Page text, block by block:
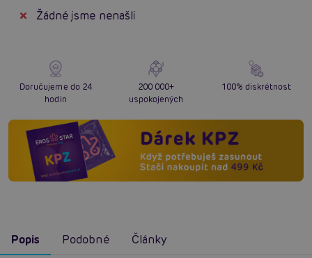
Žádné jsme nenašli
Doručujeme do 24
hodin
200 000+
uspokojených
100% diskrétnost
Popis Podobné Články